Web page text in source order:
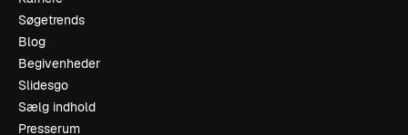
Søgetrends
Blog
Begivenheder
Slidesgo
Sælg indhold
Presserum